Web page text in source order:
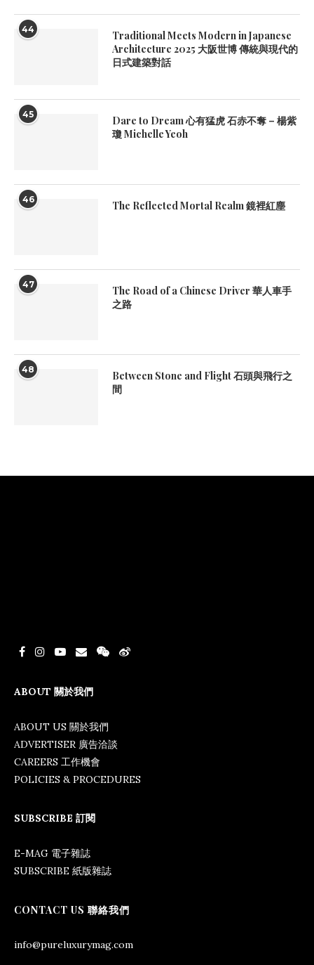
44
Traditional Meets Modern in Japanese
Architecture 2025 大阪世博 傳統與現代的
日式建築對話
45
Dare to Dream 心有猛虎 石赤不奪 – 楊紫
瓊 Michelle Yeoh
46 The Reflected Mortal Realm 鏡裡紅塵
47
The Road of a Chinese Driver 華人車手
之路
48
Between Stone and Flight 石頭與飛行之
間
ABOUT 關於我們
ABOUT US 關於我們
ADVERTISER 廣告洽談
CAREERS 工作機會
POLICIES & PROCEDURES
SUBSCRIBE 訂閱
E-MAG 電子雜誌
SUBSCRIBE 紙版雜誌
CONTACT US 聯絡我們
info@pureluxurymag.com